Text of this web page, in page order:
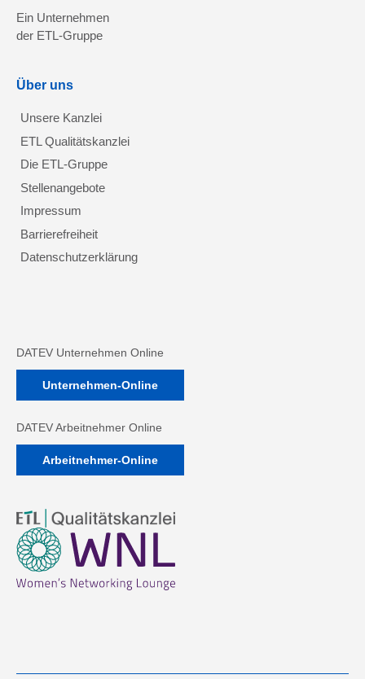
Ein Unternehmen
der ETL-Gruppe
Über uns
Unsere Kanzlei
ETL Qualitätskanzlei
Die ETL-Gruppe
Stellenangebote
Impressum
Barrierefreiheit
Datenschutzerklärung
DATEV Unternehmen Online
Unternehmen-Online
DATEV Arbeitnehmer Online
Arbeitnehmer-Online